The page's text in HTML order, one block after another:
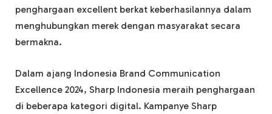
penghargaan excellent berkat keberhasilannya dalam
menghubungkan merek dengan masyarakat secara
bermakna.
Dalam ajang Indonesia Brand Communication
Excellence 2024, Sharp Indonesia meraih penghargaan
di beberapa kategori digital. Kampanye Sharp